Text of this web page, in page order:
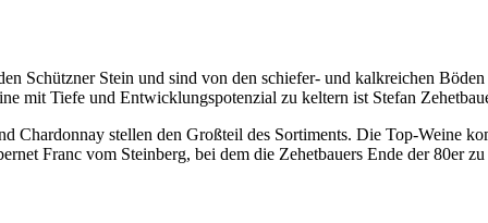
Schützner Stein und sind von den schiefer- und kalkreichen
mit Tiefe und Entwicklungspotenzial zu keltern ist Stefan
Chardonnay stellen den Großteil des Sortiments. Die Top-Weine
Franc vom Steinberg, bei dem die Zehetbauers Ende der 80er